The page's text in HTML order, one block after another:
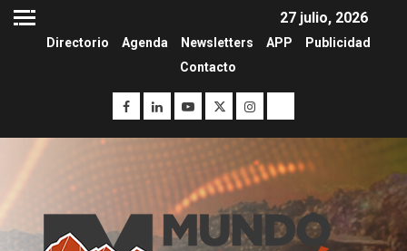
27 julio, 2026
Directorio Agenda Newsletters APP
Publicidad
Contacto